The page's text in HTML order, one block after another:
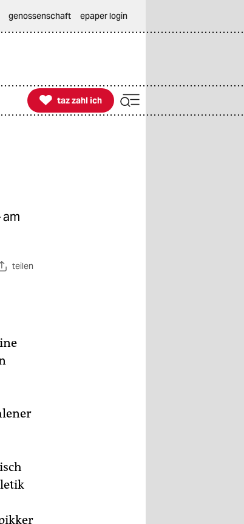
genossenschaft epaper login

taz zahl ich
taz zahl ich
teilen